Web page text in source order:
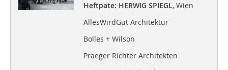
Heftpate: HERWIG SPIEGL, Wien
AllesWirdGut Architektur
Bolles + Wilson
Praeger Richter Architekten